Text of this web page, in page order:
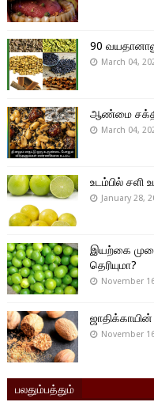
90
March 04,
ஆண்மை
March 04,
உடம்பில் சளி
January 28,
இயற்கை
தெரியுமா?
November
November
பலதும்பத்தும்